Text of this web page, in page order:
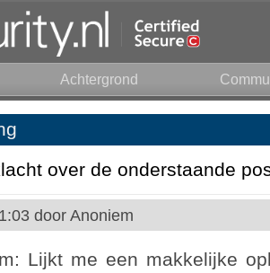
Achtergrond
over de onderstaande
door Anoniem
Lijkt me een makkelijke